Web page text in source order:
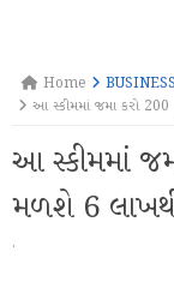
Home BUSINESS
આ સ્કીમમાં જમા કરો
આ સ્કીમમાં
મળશે 6
·